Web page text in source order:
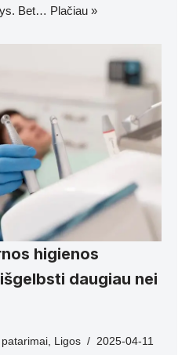
Bet… Plačiau »
higienos
daugiau nei
Ligos 2025-04-11